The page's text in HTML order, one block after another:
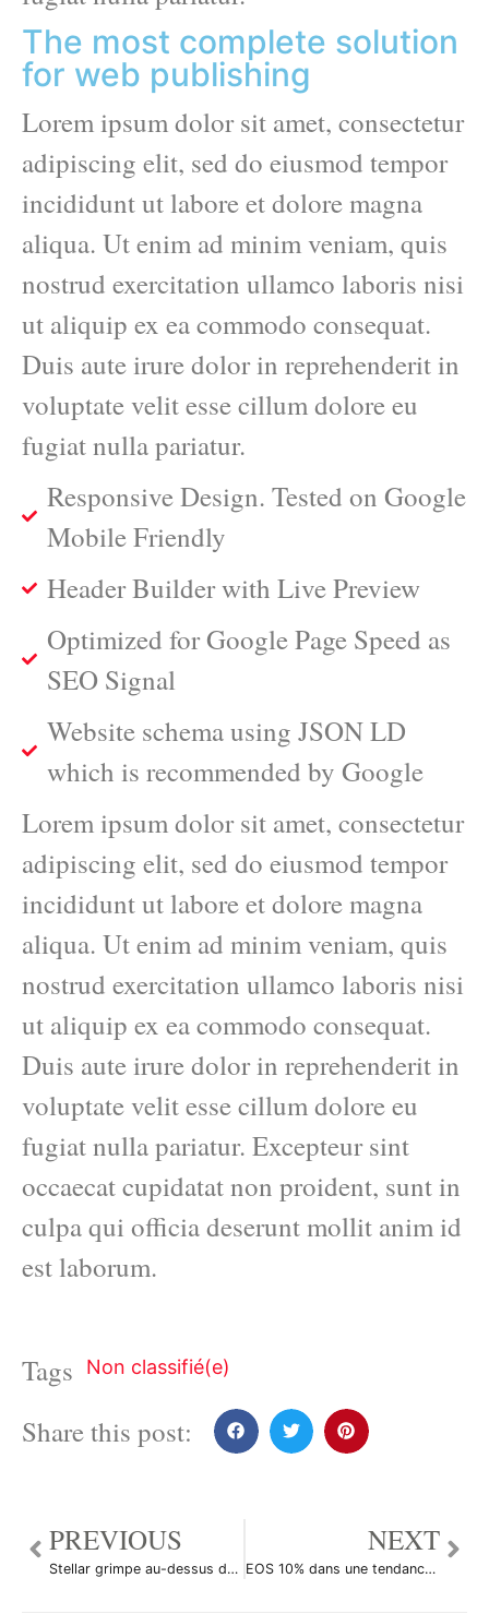
The most complete solution
for web publishing
Lorem ipsum dolor sit amet, consectetur
adipiscing elit, sed do eiusmod tempor
incididunt ut labore et dolore magna
aliqua. Ut enim ad minim veniam, quis
nostrud exercitation ullamco laboris nisi
ut aliquip ex ea commodo consequat.
Duis aute irure dolor in reprehenderit in
voluptate velit esse cillum dolore eu
fugiat nulla pariatur.
Responsive Design. Tested on Google
Mobile Friendly
Header Builder with Live Preview
Optimized for Google Page Speed as
SEO Signal
Website schema using JSON LD
which is recommended by Google
Lorem ipsum dolor sit amet, consectetur
adipiscing elit, sed do eiusmod tempor
incididunt ut labore et dolore magna
aliqua. Ut enim ad minim veniam, quis
nostrud exercitation ullamco laboris nisi
ut aliquip ex ea commodo consequat.
Duis aute irure dolor in reprehenderit in
voluptate velit esse cillum dolore eu
fugiat nulla pariatur. Excepteur sint
occaecat cupidatat non proident, sunt in
culpa qui officia deserunt mollit anim id
est laborum.
Tags Non classifié(e)
Share this post:
PREVIOUS
Stellar grimpe au-dessus du seuil de 0,15117, en hausse de 25%
NEXT
EOS 10% dans une tendance positive